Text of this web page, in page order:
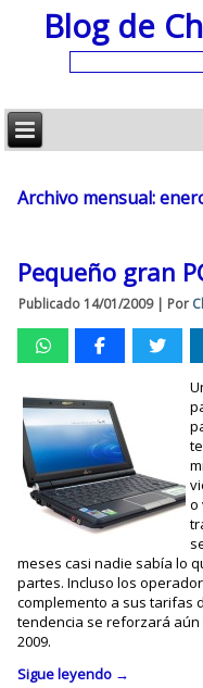
Blog de
Archivo mensual:
Pequeño gran
Publicado 14/01/2009| Por
o
meses casi nadie sabía lo
partes. Incluso los
complemento a sus tarifas
tendencia se reforzará
2009.
Sigue leyendo →